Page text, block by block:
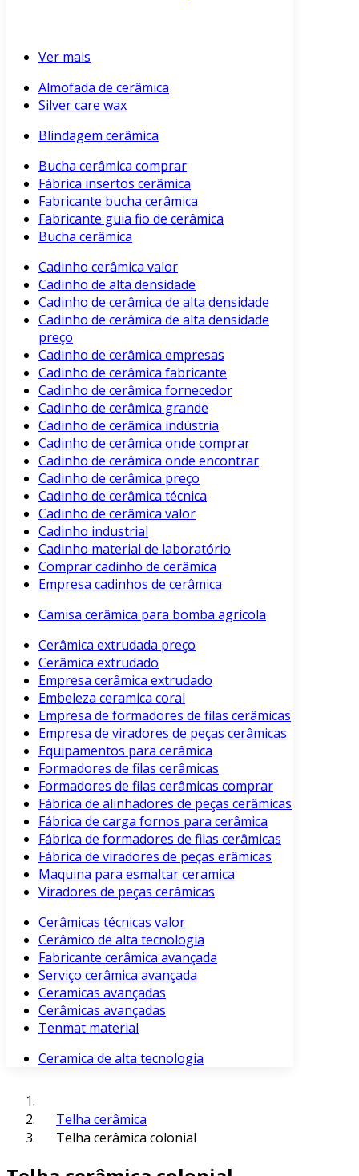
Ver mais
Almofada de cerâmica
Silver care wax
Blindagem cerâmica
Bucha cerâmica comprar
Fábrica insertos cerâmica
Fabricante bucha cerâmica
Fabricante guia fio de cerâmica
Bucha cerâmica
Cadinho cerâmica valor
Cadinho de alta densidade
Cadinho de cerâmica de alta densidade
Cadinho de cerâmica de alta densidade
preço
Cadinho de cerâmica empresas
Cadinho de cerâmica fabricante
Cadinho de cerâmica fornecedor
Cadinho de cerâmica grande
Cadinho de cerâmica indústria
Cadinho de cerâmica onde comprar
Cadinho de cerâmica onde encontrar
Cadinho de cerâmica preço
Cadinho de cerâmica técnica
Cadinho de cerâmica valor
Cadinho industrial
Cadinho material de laboratório
Comprar cadinho de cerâmica
Empresa cadinhos de cerâmica
Camisa cerâmica para bomba agrícola
Cerâmica extrudada preço
Cerâmica extrudado
Empresa cerâmica extrudado
Embeleza ceramica coral
Empresa de formadores de filas cerâmicas
Empresa de viradores de peças cerâmicas
Equipamentos para cerâmica
Formadores de filas cerâmicas
Formadores de filas cerâmicas comprar
Fábrica de alinhadores de peças cerâmicas
Fábrica de carga fornos para cerâmica
Fábrica de formadores de filas cerâmicas
Fábrica de viradores de peças erâmicas
Maquina para esmaltar ceramica
Viradores de peças cerâmicas
Cerâmicas técnicas valor
Cerâmico de alta tecnologia
Fabricante cerâmica avançada
Serviço cerâmica avançada
Ceramicas avançadas
Cerâmicas avançadas
Tenmat material
Ceramica de alta tecnologia
Telha cerâmica
Telha cerâmica colonial